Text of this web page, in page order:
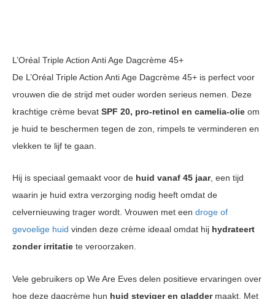
L’Oréal Triple Action Anti Age Dagcrème 45+
De L’Oréal Triple Action Anti Age Dagcrème 45+ is perfect voor
vrouwen die de strijd met ouder worden serieus nemen. Deze
krachtige crème bevat SPF 20, pro-retinol en camelia-olie om
je huid te beschermen tegen de zon, rimpels te verminderen en
vlekken te lijf te gaan.
Hij is speciaal gemaakt voor de huid vanaf 45 jaar, een tijd
waarin je huid extra verzorging nodig heeft omdat de
celvernieuwing trager wordt. Vrouwen met een droge of
gevoelige huid vinden deze crème ideaal omdat hij hydrateert
zonder irritatie te veroorzaken.
Vele gebruikers op We Are Eves delen positieve ervaringen over
hoe deze dagcrème hun huid steviger en gladdermaakt. Met